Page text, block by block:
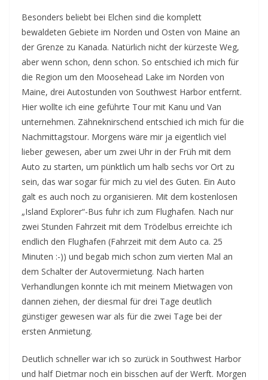
Besonders beliebt bei Elchen sind die komplett
bewaldeten Gebiete im Norden und Osten von Maine an
der Grenze zu Kanada. Natürlich nicht der kürzeste Weg,
aber wenn schon, denn schon. So entschied ich mich für
die Region um den Moosehead Lake im Norden von
Maine, drei Autostunden von Southwest Harbor entfernt.
Hier wollte ich eine geführte Tour mit Kanu und Van
unternehmen. Zähneknirschend entschied ich mich für die
Nachmittagstour. Morgens wäre mir ja eigentlich viel
lieber gewesen, aber um zwei Uhr in der Früh mit dem
Auto zu starten, um pünktlich um halb sechs vor Ort zu
sein, das war sogar für mich zu viel des Guten. Ein Auto
galt es auch noch zu organisieren. Mit dem kostenlosen
„Island Explorer“-Bus fuhr ich zum Flughafen. Nach nur
zwei Stunden Fahrzeit mit dem Trödelbus erreichte ich
endlich den Flughafen (Fahrzeit mit dem Auto ca. 25
Minuten :-)) und begab mich schon zum vierten Mal an
dem Schalter der Autovermietung. Nach harten
Verhandlungen konnte ich mit meinem Mietwagen von
dannen ziehen, der diesmal für drei Tage deutlich
günstiger gewesen war als für die zwei Tage bei der
ersten Anmietung.
Deutlich schneller war ich so zurück in Southwest Harbor
und half Dietmar noch ein bisschen auf der Werft. Morgen